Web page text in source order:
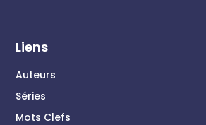
Liens
Auteurs
Séries
Mots Clefs